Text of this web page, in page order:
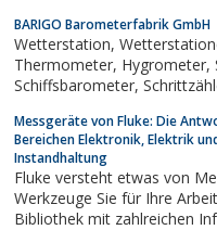
BARIGO Barometerfabrik GmbH
Wetterstation, Wetterstationen, digitale Wetterstation,
Thermometer, Hygrometer, Schiffsuhr, Höhenmesser,
Schiffsbarometer, Schrittzähler, Windmessgerät, Para-
Barograph, Barograf, Clinometer, Höhenmesser für
Messgeräte von Fluke: Die
Bereichen Elektronik, Elektrik
Instandhaltung
Fluke versteht etwas von
Werkzeuge Sie für Ihre
Bibliothek mit zahlreichen